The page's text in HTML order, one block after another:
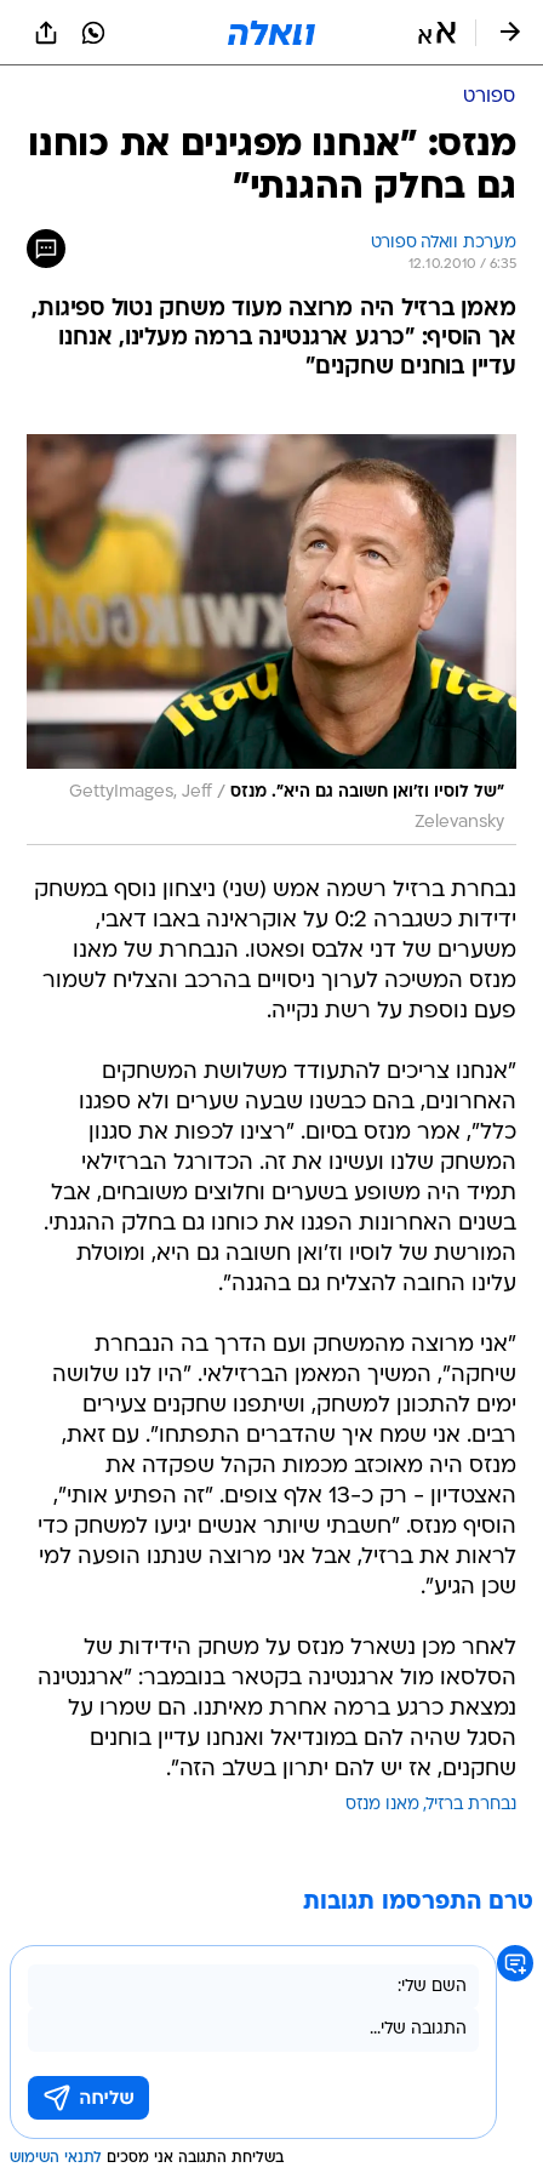
ספורט
מנזס: "אנחנו מפגינים את כוחנו
גם בחלק ההגנתי"
מערכת וואלה ספורט
12.10.2010 / 6:35
מאמן ברזיל היה מרוצה מעוד משחק נטול ספיגות,
אך הוסיף: "כרגע ארגנטינה ברמה מעלינו, אנחנו
עדיין בוחנים שחקנים"
"של לוסיו וז'ואן חשובה גם היא". מנזס /
GettyImages, Jeff
Zelevansky
נבחרת ברזיל רשמה אמש (שני) ניצחון נוסף במשחק
ידידות כשגברה 0:2 על אוקראינה באבו דאבי,
משערים של דני אלבס ופאטו. הנבחרת של מאנו
מנזס המשיכה לערוך ניסויים בהרכב והצליח לשמור
פעם נוספת על רשת נקייה.
"אנחנו צריכים להתעודד משלושת המשחקים
האחרונים, בהם כבשנו שבעה שערים ולא ספגנו
כלל", אמר מנזס בסיום. "רצינו לכפות את סגנון
המשחק שלנו ועשינו את זה. הכדורגל הברזילאי
תמיד היה משופע בשערים וחלוצים משובחים, אבל
בשנים האחרונות הפגנו את כוחנו גם בחלק ההגנתי.
המורשת של לוסיו וז'ואן חשובה גם היא, ומוטלת
עלינו החובה להצליח גם בהגנה".
"אני מרוצה מהמשחק ועם הדרך בה הנבחרת
שיחקה", המשיך המאמן הברזילאי. "היו לנו שלושה
ימים להתכונן למשחק, ושיתפנו שחקנים צעירים
רבים. אני שמח איך שהדברים התפתחו". עם זאת,
מנזס היה מאוכזב מכמות הקהל שפקדה את
האצטדיון - רק כ-13 אלף צופים. "זה הפתיע אותי",
הוסיף מנזס. "חשבתי שיותר אנשים יגיעו למשחק כדי
לראות את ברזיל, אבל אני מרוצה שנתנו הופעה למי
שכן הגיע".
לאחר מכן נשארל מנזס על משחק הידידות של
הסלסאו מול ארגנטינה בקטאר בנובמבר: "ארגנטינה
נמצאת כרגע ברמה אחרת מאיתנו. הם שמרו על
הסגל שהיה להם במונדיאל ואנחנו עדיין בוחנים
שחקנים, אז יש להם יתרון בשלב הזה".
נבחרת ברזיל מאנו מנזס
טרם התפרסמו תגובות
בשליחת התגובה אני מסכים לתנאי השימוש